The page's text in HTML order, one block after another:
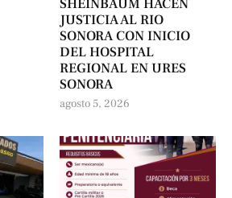
SHEINBAUM HACEN
JUSTICIA AL RIO
SONORA CON INICIO
DEL HOSPITAL
REGIONAL EN URES
SONORA
agosto 5, 2026